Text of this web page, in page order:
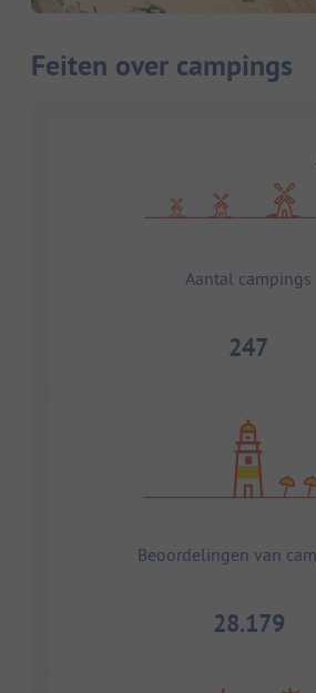
Feiten over campings
Aantal campings
247
Beoordelingen van
28.179